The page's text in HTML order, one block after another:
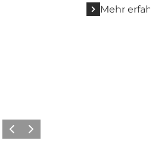
Mehr
ZurückWeiter